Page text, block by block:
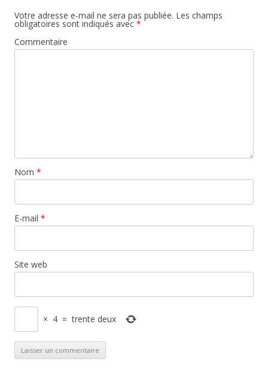
Votre adresse e-mail ne sera pas publiée. Les champs
obligatoires sont indiqués avec *
Commentaire
Nom *
E-mail *
Site web
× 4 = trente deux